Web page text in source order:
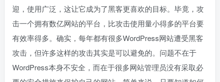
迎，使用广泛，这让它成为了黑客更喜欢的目标。毕竟，攻
击一个拥有数亿网站的平台，比攻击使用量小得多的平台要
有效率得多。确实，每年都有很多WordPress网站遭受黑客
攻击，但许多这样的攻击其实是可以避免的。问题不在于
WordPress本身不安全，而在于很多网站管理员没有采取必